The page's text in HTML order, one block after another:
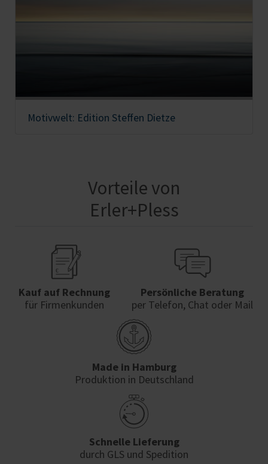
Motivwelt: Edition Steffen Dietze
Vorteile von
Erler+Pless
Kauf auf Rechnung
für Firmenkunden
Persönliche Beratung
per Telefon, Chat oder Mail
Made in Hamburg
Produktion in Deutschland
Schnelle Lieferung
durch GLS und Spedition